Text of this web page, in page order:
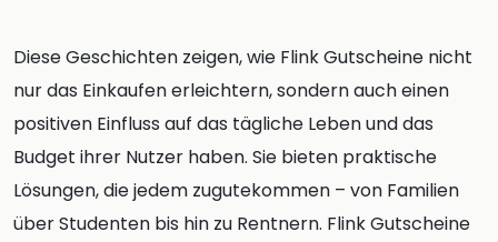
Diese Geschichten zeigen, wie Flink Gutscheine nicht
nur das Einkaufen erleichtern, sondern auch einen
positiven Einfluss auf das tägliche Leben und das
Budget ihrer Nutzer haben. Sie bieten praktische
Lösungen, die jedem zugutekommen – von Familien
über Studenten bis hin zu Rentnern. Flink Gutscheine